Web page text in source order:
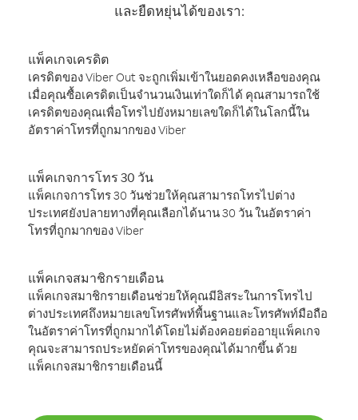
และยืดหยุ่นได้ของเรา:
แพ็คเกจเครดิต
เครดิตของ Viber Out จะถูกเพิ่มเข้าในยอดคงเหลือของคุณ
เมื่อคุณซื้อเครดิตเป็นจำนวนเงินเท่าใดก็ได้ คุณสามารถใช้
เครดิตของคุณเพื่อโทรไปยังหมายเลขใดก็ได้ในโลกนี้ใน
อัตราค่าโทรที่ถูกมากของ Viber
แพ็คเกจการโทร 30 วัน
แพ็คเกจการโทร 30 วันช่วยให้คุณสามารถโทรไปต่าง
ประเทศยังปลายทางที่คุณเลือกได้นาน 30 วัน ในอัตราค่า
โทรที่ถูกมากของ Viber
แพ็คเกจสมาชิกรายเดือน
แพ็คเกจสมาชิกรายเดือนช่วยให้คุณมีอิสระในการโทรไป
ต่างประเทศถึงหมายเลขโทรศัพท์พื้นฐานและโทรศัพท์มือถือ
ในอัตราค่าโทรที่ถูกมากได้โดยไม่ต้องคอยต่ออายุแพ็คเกจ
คุณจะสามารถประหยัดค่าโทรของคุณได้มากขึ้น ด้วย
แพ็คเกจสมาชิกรายเดือนนี้